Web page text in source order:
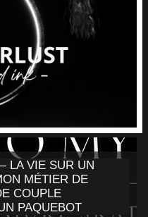
LA VIE SUR UN
MÉTIER DE
COUPLE
PAQUEBOT